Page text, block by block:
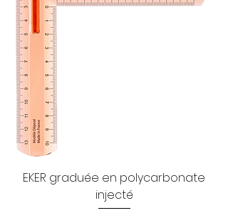
EKER graduée en polycarbonate
injecté